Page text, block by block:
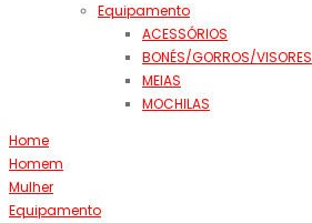
Equipamento
ACESSÓRIOS
BONÉS/GORROS/VISORES
MEIAS
MOCHILAS
Home
Homem
Mulher
Equipamento